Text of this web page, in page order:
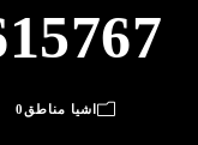
اشیا مناطق 0